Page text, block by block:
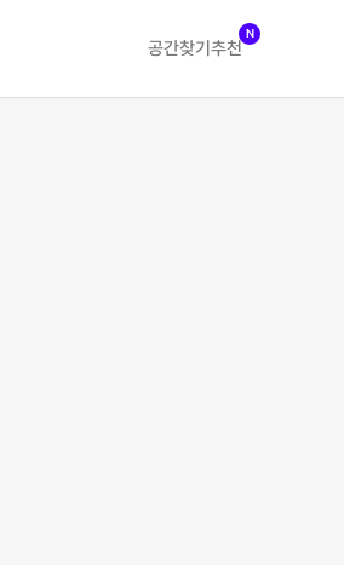
공간찾기 추천
N